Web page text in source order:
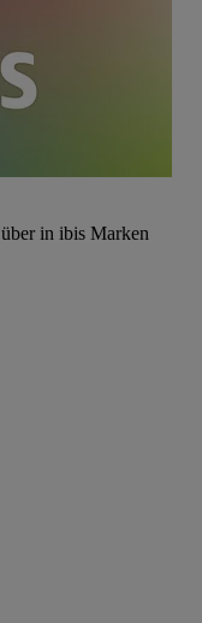
über in ibis Marken